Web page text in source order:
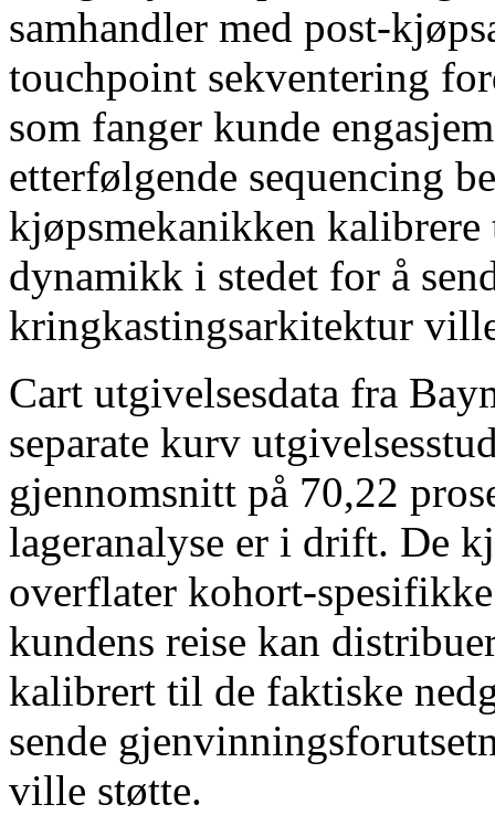
samhandler med post-
touchpoint sekventering
som fanger kunde
etterfølgende sequencing
kjøpsmekanikken
dynamikk i stedet for å
kringkastingsarkitektur
Cart utgivelsesdata fra
separate kurv
gjennomsnitt på 70,22
lageranalyse er i drift. De
overflater kohort-
kundens reise kan
kalibrert til de faktiske
sende
ville støtte.